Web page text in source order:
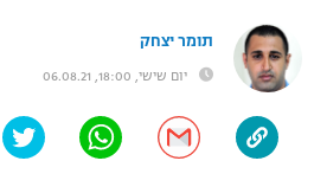
"מעל הליגה" – פודקאסט
"מחצית בשכונה" – פודקאסט
בני יהודה
היאבקות WWE
אופניים
תומר יצחק
יום שישי, 18:00, 06.08.21